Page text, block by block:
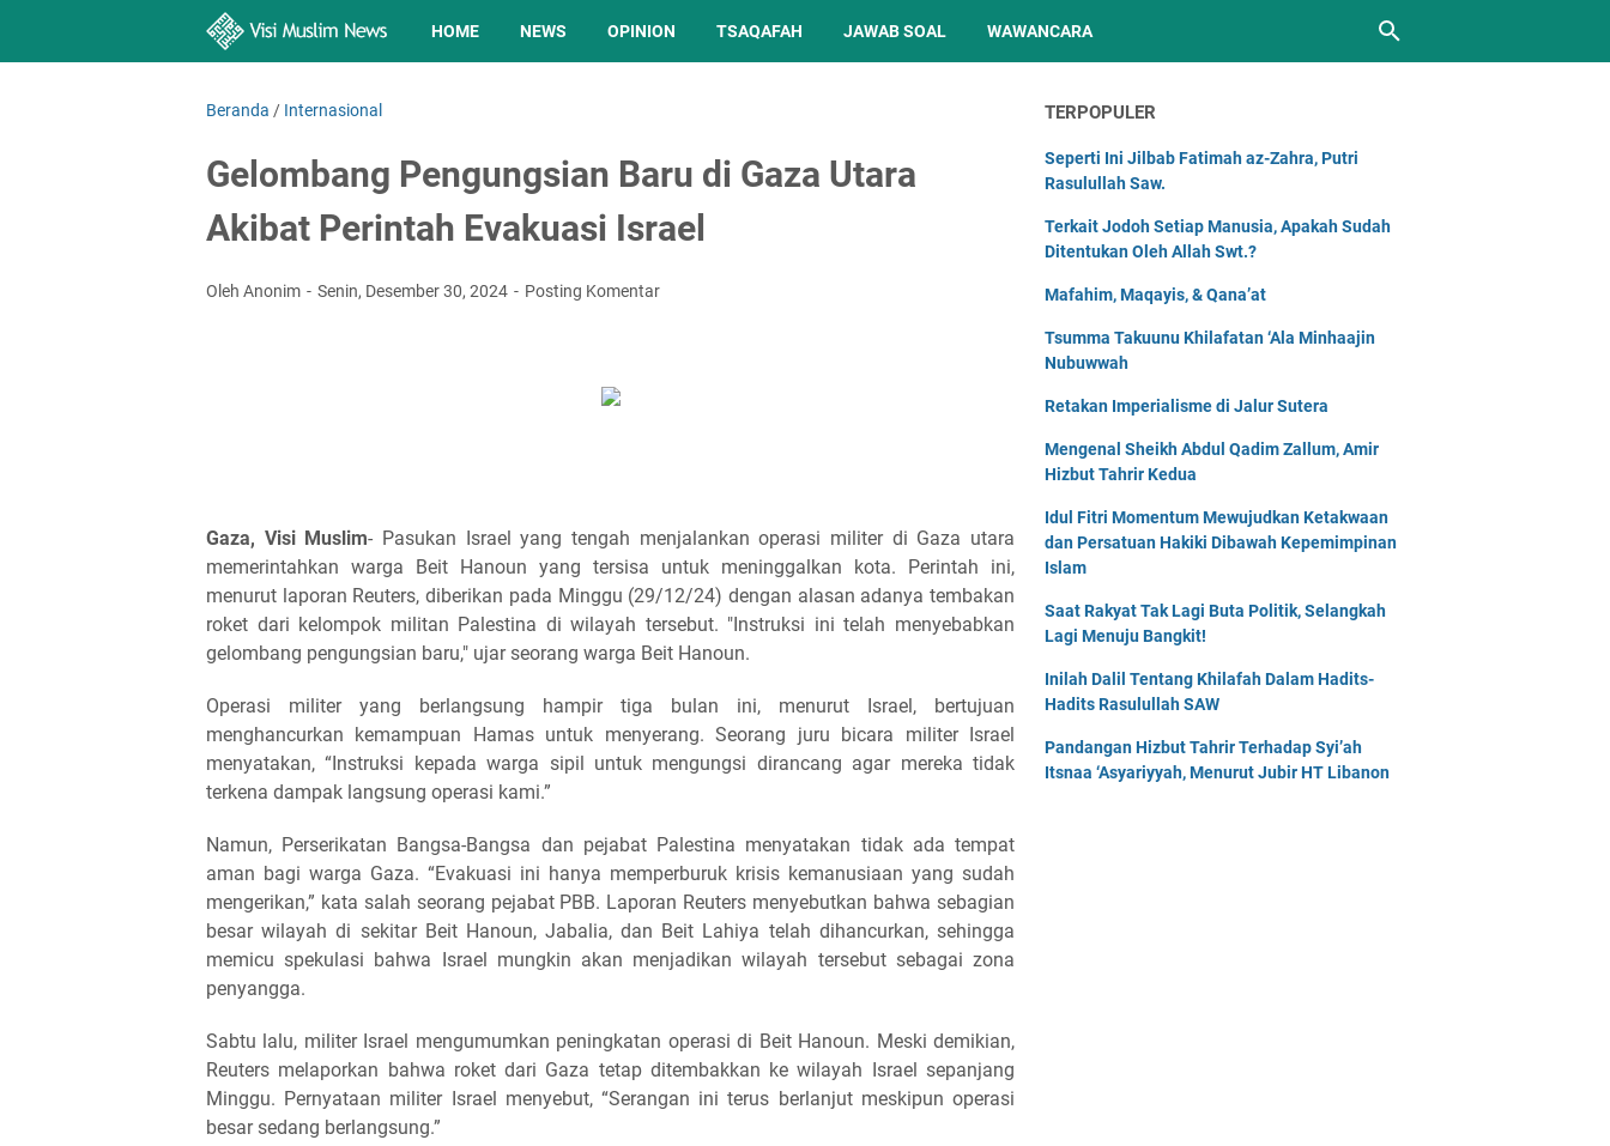
HOME NEWS OPINION TSAQAFAH JAWAB SOAL WAWANCARA
Beranda / Internasional
Gelombang Pengungsian Baru di Gaza Utara
Akibat Perintah Evakuasi Israel
Oleh Anonim Senin, Desember 30, 2024 Posting Komentar
Gaza, Visi Muslim- Pasukan Israel yang tengah menjalankan operasi militer di Gaza utara
memerintahkan warga Beit Hanoun yang tersisa untuk meninggalkan kota. Perintah ini,
menurut laporan Reuters, diberikan pada Minggu (29/12/24) dengan alasan adanya tembakan
roket dari kelompok militan Palestina di wilayah tersebut. "Instruksi ini telah menyebabkan
gelombang pengungsian baru," ujar seorang warga Beit Hanoun.
Operasi militer yang berlangsung hampir tiga bulan ini, menurut Israel, bertujuan
menghancurkan kemampuan Hamas untuk menyerang. Seorang juru bicara militer Israel
menyatakan, “Instruksi kepada warga sipil untuk mengungsi dirancang agar mereka tidak
terkena dampak langsung operasi kami.”
Namun, Perserikatan Bangsa-Bangsa dan pejabat Palestina menyatakan tidak ada tempat
aman bagi warga Gaza. “Evakuasi ini hanya memperburuk krisis kemanusiaan yang sudah
mengerikan,” kata salah seorang pejabat PBB. Laporan Reuters menyebutkan bahwa sebagian
besar wilayah di sekitar Beit Hanoun, Jabalia, dan Beit Lahiya telah dihancurkan, sehingga
memicu spekulasi bahwa Israel mungkin akan menjadikan wilayah tersebut sebagai zona
penyangga.
Sabtu lalu, militer Israel mengumumkan peningkatan operasi di Beit Hanoun. Meski demikian,
Reuters melaporkan bahwa roket dari Gaza tetap ditembakkan ke wilayah Israel sepanjang
Minggu. Pernyataan militer Israel menyebut, “Serangan ini terus berlanjut meskipun operasi
besar sedang berlangsung.”
TERPOPULER
Seperti Ini Jilbab Fatimah az-Zahra, Putri
Rasulullah Saw.
Terkait Jodoh Setiap Manusia, Apakah Sudah
Ditentukan Oleh Allah Swt.?
Mafahim, Maqayis, & Qana’at
Tsumma Takuunu Khilafatan ‘Ala Minhaajin
Nubuwwah
Retakan Imperialisme di Jalur Sutera
Mengenal Sheikh Abdul Qadim Zallum, Amir
Hizbut Tahrir Kedua
Idul Fitri Momentum Mewujudkan Ketakwaan
dan Persatuan Hakiki Dibawah Kepemimpinan
Islam
Saat Rakyat Tak Lagi Buta Politik, Selangkah
Lagi Menuju Bangkit!
Inilah Dalil Tentang Khilafah Dalam Hadits-
Hadits Rasulullah SAW
Pandangan Hizbut Tahrir Terhadap Syi’ah
Itsnaa ‘Asyariyyah, Menurut Jubir HT Libanon